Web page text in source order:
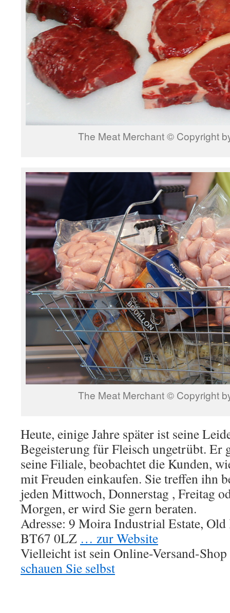
The Meat Merchant © Copyright
The Meat Merchant © Copyright
Heute, einige Jahre später ist seine
Begeisterung für Fleisch ungetrübt. Er
seine Filiale, beobachtet die Kunden,
mit Freuden einkaufen. Sie treffen ihn
jeden Mittwoch, Donnerstag , Freitag
Morgen, er wird Sie gern beraten.
Adresse: 9 Moira Industrial Estate,
BT67 0LZ … zur Website
Vielleicht ist sein Online-Versand-
schauen Sie selbst